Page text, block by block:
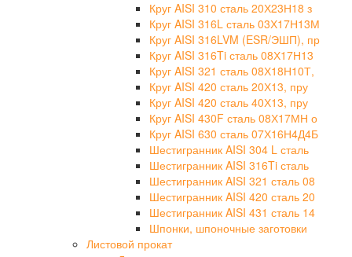
Круг AISI 310 сталь 20Х23Н18 з
Круг AISI 316L сталь 03Х17Н13М
Круг AISI 316LVM (ESR/ЭШП), пр
Круг AISI 316Ti сталь 08Х17Н13
Круг AISI 321 сталь 08Х18Н10Т,
Круг AISI 420 сталь 20Х13, пру
Круг AISI 420 сталь 40Х13, пру
Круг AISI 430F сталь 08Х17МН о
Круг AISI 630 сталь 07Х16Н4Д4Б
Шестигранник AISI 304 L сталь
Шестигранник AISI 316Ti сталь
Шестигранник AISI 321 сталь 08
Шестигранник AISI 420 сталь 20
Шестигранник AISI 431 сталь 14
Шпонки, шпоночные заготовки
Листовой прокат